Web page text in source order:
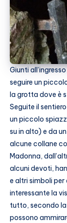
Giunti
seguire un
la grotta dove è
Seguite il
un piccolo
su in alto) e da
alcune collane
Madonna,
alcuni devoti,
e altri simboli
interessante la
tutto, secondo la
possono